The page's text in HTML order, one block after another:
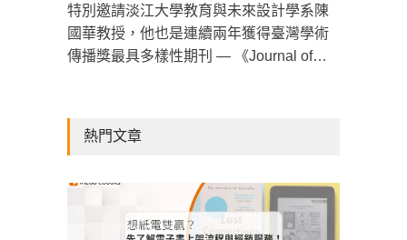
特別邀請淡江大學教育與未來設計學系陳
國華教授，他也是連續兩年獲得臺灣學術
傳播獎最具多樣性期刊 — 《Journal of
熱門文章